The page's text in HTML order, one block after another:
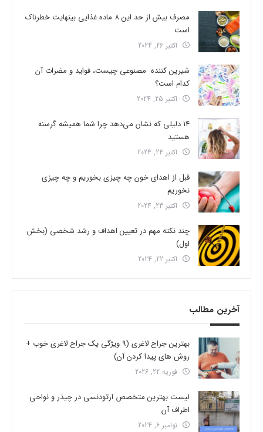
مصرف بیش از حد این 8 ماده غذایی بینهایت خطرناک
است
اکتبر 26, 2024
شیرین کننده مصنوعی چیست، فواید و مضرات آن
کدام است؟
اکتبر 25, 2024
14 دلیلی که نشان می‌دهد چرا شما همیشه گرسنه
هستید
اکتبر 24, 2024
قبل از اهدای خون چه چیزی بخوریم و چه چیزی
نخوریم
اکتبر 23, 2024
چند نکته مهم در تعیین اهداف و رشد شخصی (بخش
اول)
اکتبر 22, 2024
آخرین مطالب
بهترین جراح لاغری (9 ویژگی یک جراح لاغری خوب +
روش های پیدا کردن آن)
فوریه 22, 2026
لیست بهترین متخصص ارتودنسی در چیذر و نواحی
اطراف آن
نوامبر 6, 2024